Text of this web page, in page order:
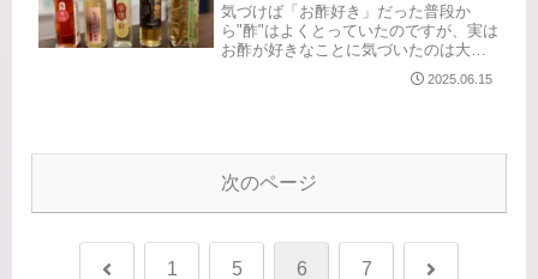
気づけば「お酢好き」だった普段か
ら"酢"はよくとっていたのですが、実は
お酢が好きなことに気づいたのは大人
になってから。どうして今まで気づか
なかったのか自分でも謎。考えてみた
2025.06.15
次のページ
前 1 5 6 7 次